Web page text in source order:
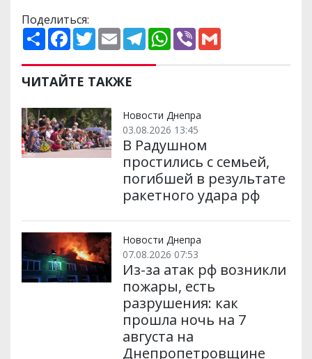
Поделиться:
П
о
и
р
и
и
F
a
e
b
o
k
T
w
t
t
e
E
m
i
l
T
e
e
m
W
h
p
V
ЧИТАЙТЕ ТАКЖЕ
Новости Днепра
03.08.2026 13:45
В Радушном
простились с семьей,
погибшей в результате
ракетного удара рф
Новости Днепра
07.08.2026 07:53
Из-за атак рф возникли
пожары, есть
разрушения: как
прошла ночь на 7
августа на
Днепропетровщине